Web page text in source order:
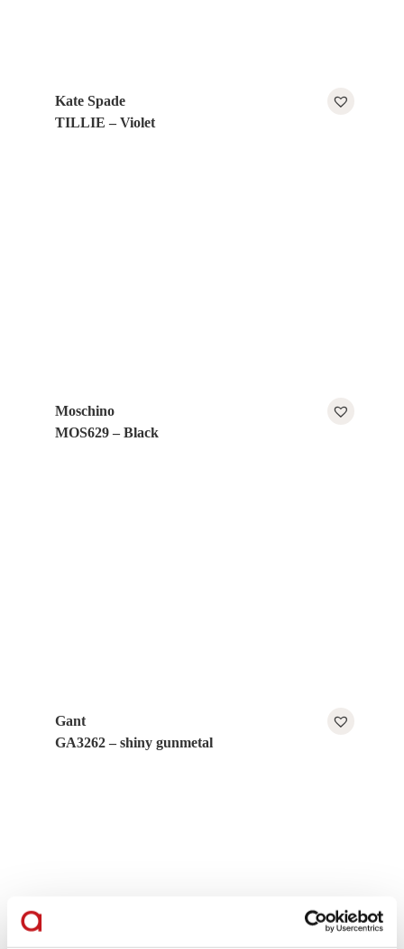
Kate Spade
TILLIE – Violet
Moschino
MOS629 – Black
Gant
GA3262 – shiny gunmetal